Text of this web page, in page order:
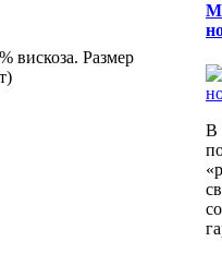
вискоза. Размер
В